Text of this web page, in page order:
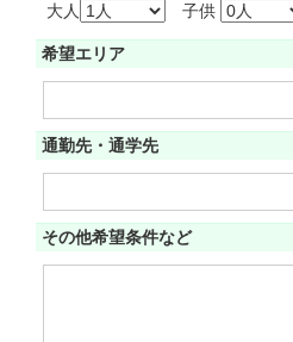
大人 子供
希望エリア
通勤先・通学先
その他希望条件など